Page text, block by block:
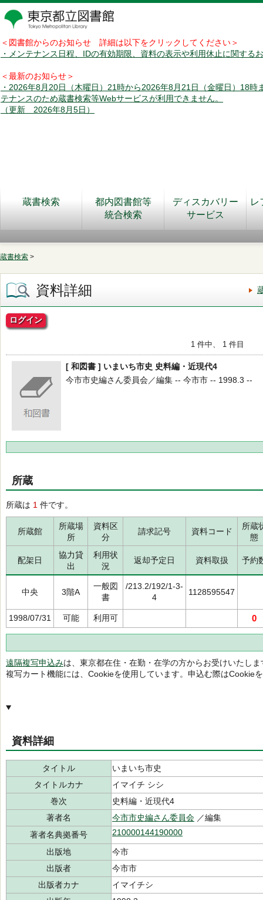
＜図書館からのお知らせ 詳細は以下をクリックしてください＞
・メンテナンス日程、IDの有効期限、資料の表示や利用休止に関する
＜最新のお知らせ＞
・2026年8月20日（木曜日）21時から2026年8月21日（金曜日）18時
テナンスのため蔵書検索等Webサービスが利用できません。
（更新 2026年8月5日）
蔵書検索
都内図書館等
統合検索
ディスカバリー
サービス
レ
蔵書検索 >
資料詳細
ログイン
1 件中、 1 件目
[ 和図書 ] いまいち市史 史料編・近現代4
今市市史編さん委員会／編集 -- 今市市 -- 1998.3 --
所蔵
所蔵は 1 件です。
所蔵館
所蔵場
所
資料区
分
請求記号 資料コード
所蔵
態
配架日
協力貸
出
利用状
況
返却予定日 資料取扱 予約
中央 3階A
一般図
書
/213.2/192/1-3-
4
1128595547
1998/07/31 可能 利用可 0
遠隔複写申込みは、東京都在住・在勤・在学の方からお受けいたしま
複写カート機能には、Cookieを使用しています。申込む際はCookie
資料詳細
タイトル
いまいち市史
タイトルカナ
イマイチ シシ
巻次
史料編・近現代4
著者名
今市市史編さん委員会 ／編集
著者名典拠番号
210000144190000
出版地
今市
出版者
今市市
出版者カナ
イマイチシ